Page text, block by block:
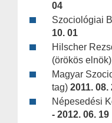
04
Szociológiai
10. 01
Hilscher
(örökös elnök)
Magyar
tag) 2011. 08.
Népesedési
- 2012. 06. 19